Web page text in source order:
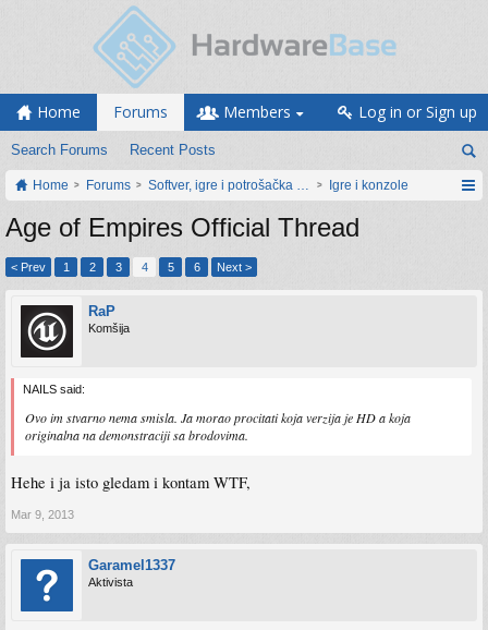
Home Forums
Search Forums Recent Posts
Members Log in or Sign up
Home Forums Softver, igre i potrošačka elektronikaIgre i konzole
Age of Empires Official Thread
< Prev 1 2 3 4 5 6 Next >
RaP
Komšija
NAILS said:
Ovo im stvarno nema smisla. Ja morao procitati koja verzija je HD a koja
originalna na demonstraciji sa brodovima.
Hehe i ja isto gledam i kontam WTF,
Mar 9, 2013
Garamel1337
Aktivista